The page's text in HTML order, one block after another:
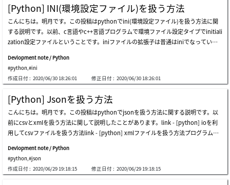
てclientに再送信したことも確認できます。今回はjavaのサーバを作成してpythonの
クライアントで接続します。上のjavaでsocketserverクラスを利用してソケット通信
サーバを作成しました。今回はpythonでクライアントを作成しましょう。clientでメ
ッセージを作って10回のループでサーバにメッセージを送信します。その後、サーバ
にはメッセージのメッセージにechoの文字列を付けてclientでメッセージを送信しま
す。java server - python clientも問題なしでよくできます。javaサーバでエラーメッ
セージが表示される理由はclientで強制終了すればexceptionに発生します。javaの6
0番目exceptionでエラーメッセージが表示され
onを利用することもあるし、soap通信することもあるし、一般ソケット通信するこ
ともあります。その時、serverとclientの通信部分を一緒で開発する方がよいです
が、お互いにスケジュールの差異がある場合、clientでserverのスケジュールを合わ
せて待つことしかできないです。私の場合はスクリプト(pythonやnode.js)で模擬サ
ーバを作って開発します。(逆にserver側で模擬クライアントを作ります。)個人的にj
avascript(node.js)の言語もいいと思いますが、ローカルスクリプト言語としてnod
e.jsよりpythonがライブラリも多いし、早めに作成することができるのでよく使いま
す。その目的ではなくても、スクリプトで他の言語間に通信することもできます。そ
れならpythonサーバとc#のクライアント通信を説明します。上のソースは以前作成
したpythonサーバーとそんなに差異がありません。link - [python] 18. ネットワー
ク(socket)通信する方法差異はlittleエンディアンを使うことではなく、bigエンディ
アンを使います。でも、to_bytesでbyteorderをbigに設定してもlittleエンディアン
で転送します。from_bytesの場合はbigに設定するとbigエンディアンになります
が。。サーバを起動してクライアントを起動します。上の例をみればclient(c#)で「t
his message is sent from c# client.」というメッセージを送信するとserverではコン
ソールで出力して「echo :」を付けてclientに転送しま
[Python] INI(環境設定ファイル)を扱う方法
こんにちは。明月です。この投稿はpythonでini(環境設定ファイル)を扱う方法に関
する説明です。以前、c言語やc++言語プログラムで環境ファイル設定タイプでinitiali
zation設定ファイルということです。iniファイルの拡張子は普通はiniでなっていま
ます。コメントはセミコロン(;)を使います。apacheなどini設定ファイルで環境ファ
イルがまだあります。なのでciツール(jenkins)でビルドする時、pythonで自動環境
ファイル設定スクリプトを作ることでよく使います。configをリストのキーでセッシ
ョン名を設定します。そのリストでディクショナリを設定すればディクショナリのキ
ー、値によって環境ファイルを設定します。今回はiniファイルを読み込んでpython
で使いましょう。iniを読み込んでsectionsの関数を通ってセッションキーを取得しま
す。そしてkeysの関数で環境ファイルのキーを取得することができるし、そのキーを
通って値を出力することができます。phpをインストールするとphp.iniファイルが
あります。pythonを利用してphp.iniファイルを扱いましょう。上のイメージはphp.
iniをメモ帳で読み込むことです。親切にコメントがあります。でも、コメントが多す
ぎです。なので逆に値を探すのが大変です。私もたまにコメントが多すぎてコメント
をすべて消したい時があります。上みたいにiniファイルを読み込んで再作成すると
Devlopment note / Python
#python #ini
作成日付 : 2020/06/30 18:26:01 修正日付 : 2020/06/30 18:26:01
[Python] Jsonを扱う方法
こんにちは。明月です。この投稿はpythonでjsonを扱う方法に関する説明です。以
前にcsvとxmlを扱う方法に関して説明したことがあります。link - [python] ioを利
用してcsvファイルを扱う方法link - [python] xmlファイルを扱う方法プログラムで
jsonとはjavascript object notationの略語でjavascriptのデータ表記法です。つま
り、javascriptの文法構造がjsonタイプです。javascriptがpythonと同じスクリプト
だから表記法も似てます。例えば、中括弧{キー：値}のタイプはpythonのディクシ
Devlopment note / Python
#python,#json
作成日付 : 2020/06/29 19:18:15 修正日付 : 2020/06/29 19:18:15